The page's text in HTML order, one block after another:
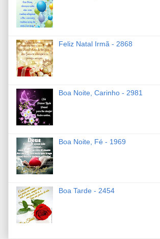
Feliz Natal Irmã - 2868
Boa Noite, Carinho - 2981
Boa Noite, Fé - 1969
Boa Tarde - 2454